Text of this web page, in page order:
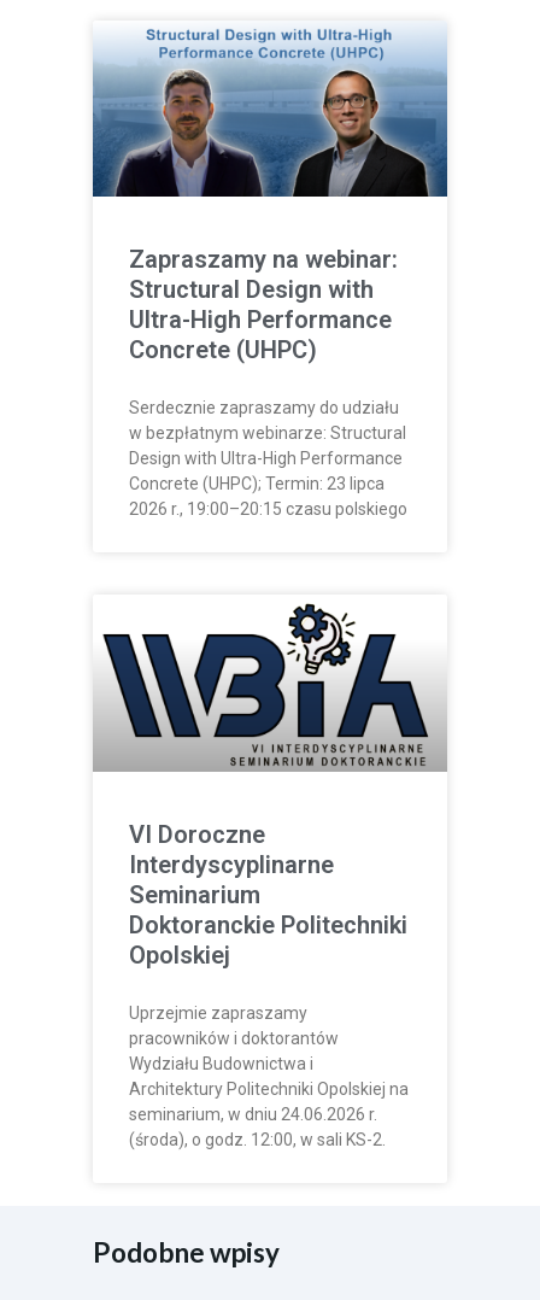
Zapraszamy na webinar:
Structural Design with
Ultra-High Performance
Concrete (UHPC)
Serdecznie zapraszamy do udziału
w bezpłatnym webinarze: Structural
Design with Ultra-High Performance
Concrete (UHPC); Termin: 23 lipca
2026 r., 19:00–20:15 czasu polskiego
VI Doroczne
Interdyscyplinarne
Seminarium
Doktoranckie Politechniki
Opolskiej
Uprzejmie zapraszamy
pracowników i doktorantów
Wydziału Budownictwa i
Architektury Politechniki Opolskiej na
seminarium, w dniu 24.06.2026 r.
(środa), o godz. 12:00, w sali KS-2.
Podobne wpisy